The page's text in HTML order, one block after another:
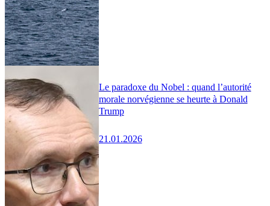
Le paradoxe du Nobel : quand l’autorité
morale norvégienne se heurte à Donald
Trump
21.01.2026